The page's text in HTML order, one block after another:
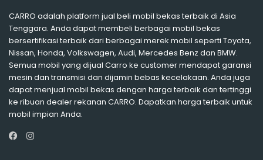
CARRO adalah platform jual beli mobil bekas terbaik di Asia
Tenggara. Anda dapat membeli berbagai mobil bekas
bersertifikasi terbaik dari berbagai merek mobil seperti Toyota,
Nissan, Honda, Volkswagen, Audi, Mercedes Benz dan BMW.
Semua mobil yang dijual Carro ke customer mendapat garansi
mesin dan transmisi dan dijamin bebas kecelakaan. Anda juga
dapat menjual mobil bekas dengan harga terbaik dan tertinggi
ke ribuan dealer rekanan CARRO. Dapatkan harga terbaik untuk
mobil impian Anda.
Instagram